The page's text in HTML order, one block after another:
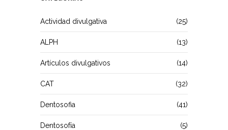
Actividad divulgativa (25)
ALPH (13)
Artículos divulgativos (14)
CAT (32)
Dentosofia (41)
Dentosofía (5)